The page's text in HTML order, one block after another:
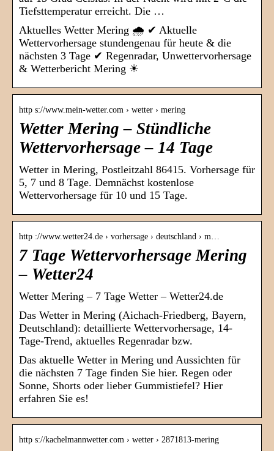
Tiefsttemperatur erreicht. Die …
Aktuelles Wetter Mering 🌧️ ✔ Aktuelle
Wettervorhersage stundengenau für heute & die
nächsten 3 Tage ✔ Regenradar, Unwettervorhersage
& Wetterbericht Mering ☀
http s://www.mein-wetter.com › wetter › mering
Wetter Mering – Stündliche
Wettervorhersage – 14 Tage
Wetter in Mering, Postleitzahl 86415. Vorhersage für
5, 7 und 8 Tage. Demnächst kostenlose
Wettervorhersage für 10 und 15 Tage.
http ://www.wetter24.de › vorhersage › deutschland › m…
7 Tage Wettervorhersage Mering
– Wetter24
Wetter Mering – 7 Tage Wetter – Wetter24.de
Das Wetter in Mering (Aichach-Friedberg, Bayern,
Deutschland): detaillierte Wettervorhersage, 14-
Tage-Trend, aktuelles Regenradar bzw.
Das aktuelle Wetter in Mering und Aussichten für
die nächsten 7 Tage finden Sie hier. Regen oder
Sonne, Shorts oder lieber Gummistiefel? Hier
erfahren Sie es!
http s://kachelmannwetter.com › wetter › 2871813-mering